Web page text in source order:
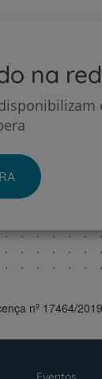
na
nº 17464/